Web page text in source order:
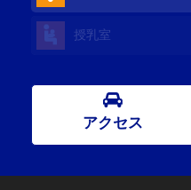
授乳室
アクセス